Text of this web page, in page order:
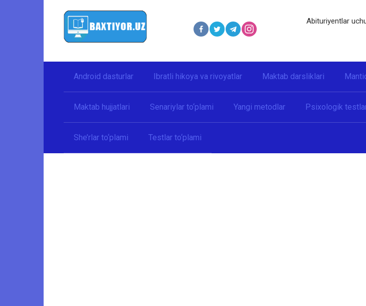
Abituriyentlar
Android dasturlar Ibratli hikoya va rivoyatlar Maktab darsliklari
Maktab hujjatlari Senariylar to‘plami Yangi metodlar Psixologik
She’rlar to‘plami Testlar to‘plami